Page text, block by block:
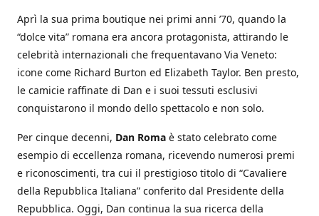
Aprì la sua prima boutique nei primi anni ’70, quando la
“dolce vita” romana era ancora protagonista, attirando le
celebrità internazionali che frequentavano Via Veneto:
icone come Richard Burton ed Elizabeth Taylor. Ben presto,
le camicie raffinate di Dan e i suoi tessuti esclusivi
conquistarono il mondo dello spettacolo e non solo.
Per cinque decenni, Dan Roma è stato celebrato come
esempio di eccellenza romana, ricevendo numerosi premi
e riconoscimenti, tra cui il prestigioso titolo di “Cavaliere
della Repubblica Italiana” conferito dal Presidente della
Repubblica. Oggi, Dan continua la sua ricerca della